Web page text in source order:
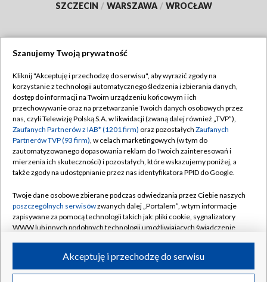
SZCZECIN / WARSZAWA / WROCŁAW
TVP
Abonament TVP
Emisja w TVP
Centrum informacji TVP
Naziemna Telewizja Cyfrowa
Rada Programowa
System NOS
Informacje o nadawcy
Program dla prasy
Regulamin TVP
Polityka prywatności
Moje zgody
Pomoc
Kontakt
Kanały
©2026 Telewizja Polska S.A. w likwidacji
Szanujemy Twoją prywatność
Kliknij "Akceptuję i przechodzę do serwisu", aby wyrazić zgody na
korzystanie z technologii automatycznego śledzenia i zbierania danych,
dostęp do informacji na Twoim urządzeniu końcowym i ich
przechowywanie oraz na przetwarzanie Twoich danych osobowych przez
nas, czyli Telewizję Polską S.A. w likwidacji (zwaną dalej również „TVP”),
Zaufanych Partnerów z IAB* (1201 firm) oraz pozostałych Zaufanych
Partnerów TVP (93 firm), w celach marketingowych (w tym do
zautomatyzowanego dopasowania reklam do Twoich zainteresowań i
mierzenia ich skuteczności) i pozostałych, które wskazujemy poniżej, a
także zgody na udostępnianie przez nas identyfikatora PPID do Google.
Twoje dane osobowe zbierane podczas odwiedzania przez Ciebie naszych
poszczególnych serwisówzwanych dalej „Portalem”, w tym informacje
zapisywane za pomocą technologii takich jak: pliki cookie, sygnalizatory
WWW lub innych podobnych technologii umożliwiających świadczenie
ruchu w Internecie.Akceptuję i przechodzę do serwisu